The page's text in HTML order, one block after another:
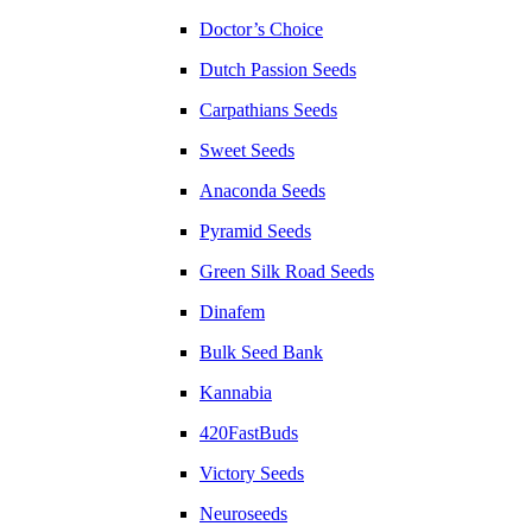
Doctor’s Choice
Dutch Passion Seeds
Carpathians Seeds
Sweet Seeds
Anaconda Seeds
Pyramid Seeds
Green Silk Road Seeds
Dinafem
Bulk Seed Bank
Kannabia
420FastBuds
Victory Seeds
Neuroseeds